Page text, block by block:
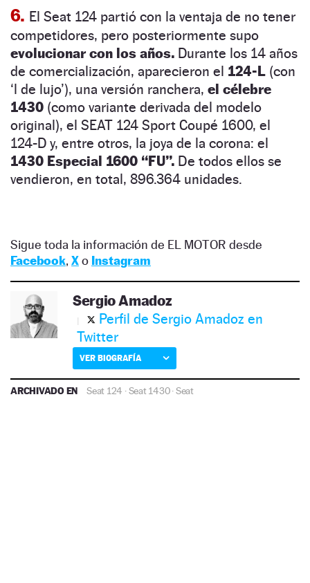
6. El Seat 124 partió con la ventaja de no tener
competidores, pero posteriormente supo
evolucionar con los años. Durante los 14 años
de comercialización, aparecieron el 124-L (con
‘l de lujo’), una versión ranchera, el célebre
1430 (como variante derivada del modelo
original), el SEAT 124 Sport Coupé 1600, el
124-D y, entre otros, la joya de la corona: el
1430 Especial 1600 “FU”. De todos ellos se
vendieron, en total, 896.364 unidades.
Sigue toda la información de EL MOTOR desde
Facebook, Xo Instagram
Sergio Amadoz
Perfil de Sergio Amadoz en
Twitter
VER BIOGRAFÍA
ARCHIVADO EN Seat 124 ·Seat 1430·Seat